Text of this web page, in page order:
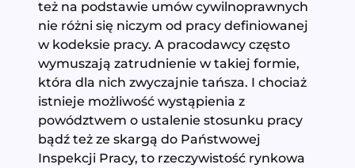
też na podstawie umów cywilnoprawnych
nie różni się niczym od pracy definiowanej
w kodeksie pracy. A pracodawcy często
wymuszają zatrudnienie w takiej formie,
która dla nich zwyczajnie tańsza. I chociaż
istnieje możliwość wystąpienia z
powództwem o ustalenie stosunku pracy
bądź też ze skargą do Państwowej
Inspekcji Pracy, to rzeczywistość rynkowa